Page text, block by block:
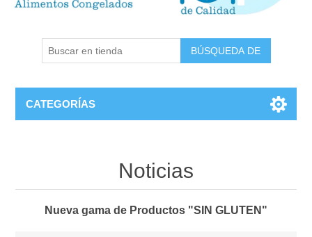
BÚSQUEDA DE
CATEGORÍAS
Noticias
Nueva gama de Productos "SIN GLUTEN"